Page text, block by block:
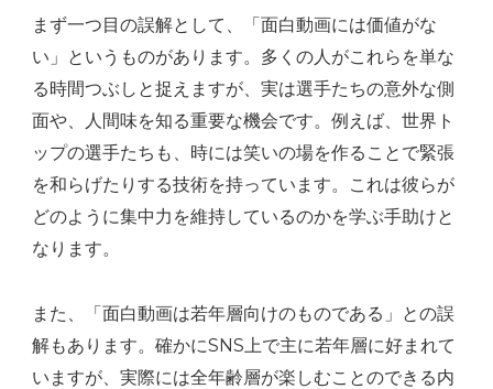
まず一つ目の誤解として、「面白動画には価値がな
い」というものがあります。多くの人がこれらを単な
る時間つぶしと捉えますが、実は選手たちの意外な側
面や、人間味を知る重要な機会です。例えば、世界ト
ップの選手たちも、時には笑いの場を作ることで緊張
を和らげたりする技術を持っています。これは彼らが
どのように集中力を維持しているのかを学ぶ手助けと
なります。
また、「面白動画は若年層向けのものである」との誤
解もあります。確かにSNS上で主に若年層に好まれて
いますが、実際には全年齢層が楽しむことのできる内